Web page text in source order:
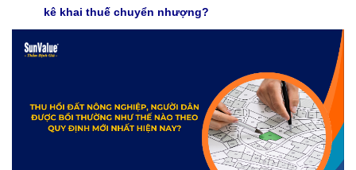
kê khai thuế chuyển nhượng?